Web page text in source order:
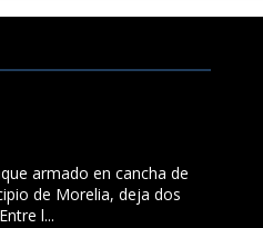
armado en cancha de
de Morelia, deja dos
l...